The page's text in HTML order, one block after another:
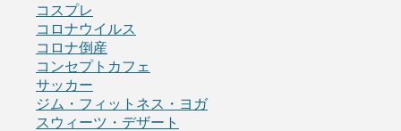
コスプレ
コロナウイルス
コロナ倒産
コンセプトカフェ
サッカー
ジム・フィットネス・ヨガ
スウィーツ・デザート